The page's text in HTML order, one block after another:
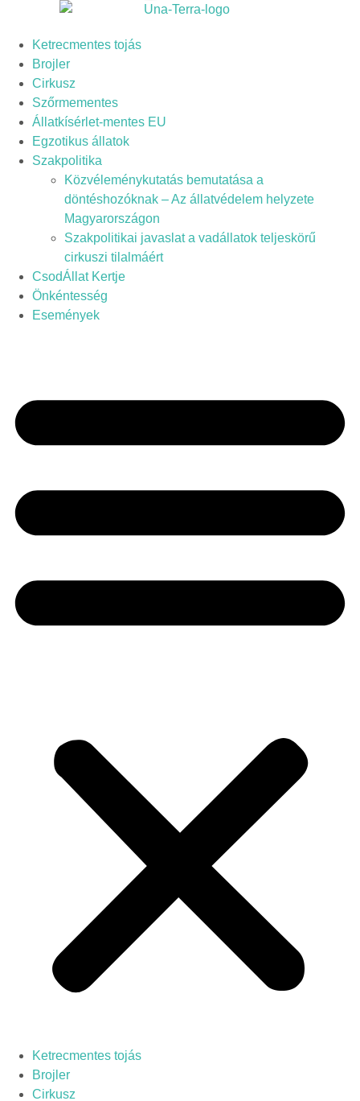
Ketrecmentes tojás
Brojler
Cirkusz
Szőrmementes
Állatkísérlet-mentes EU
Egzotikus állatok
Szakpolitika
Közvéleménykutatás bemutatása a
döntéshozóknak – Az állatvédelem helyzete
Magyarországon
Szakpolitikai javaslat a vadállatok teljeskörű
cirkuszi tilalmáért
CsodÁllat Kertje
Önkéntesség
Események
Ketrecmentes tojás
Brojler
Cirkusz